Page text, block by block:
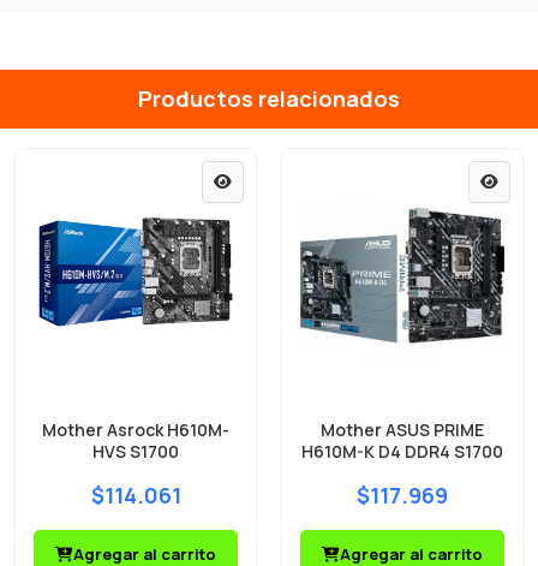
Productos relacionados
Mother Asrock H610M-
HVS S1700
$114.061
Agregar al carrito
Mother ASUS PRIME
H610M-K D4 DDR4 S1700
$117.969
Agregar al carrito